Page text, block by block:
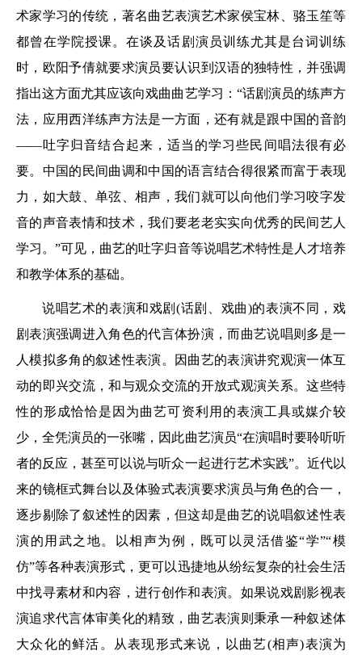
术家学习的传统，著名曲艺表演艺术家侯宝林、骆玉笙等
都曾在学院授课。在谈及话剧演员训练尤其是台词训练
时，欧阳予倩就要求演员要认识到汉语的独特性，并强调
指出这方面尤其应该向戏曲曲艺学习：“话剧演员的练声方
法，应用西洋练声方法是一方面，还有就是跟中国的音韵
——吐字归音结合起来，适当的学习些民间唱法很有必
要。中国的民间曲调和中国的语言结合得很紧而富于表现
力，如大鼓、单弦、相声，我们就可以向他们学习咬字发
音的声音表情和技术，我们要老老实实向优秀的民间艺人
学习。”可见，曲艺的吐字归音等说唱艺术特性是人才培养
和教学体系的基础。
说唱艺术的表演和戏剧(话剧、戏曲)的表演不同，戏
剧表演强调进入角色的代言体扮演，而曲艺说唱则多是一
人模拟多角的叙述性表演。因曲艺的表演讲究观演一体互
动的即兴交流，和与观众交流的开放式观演关系。这些特
性的形成恰恰是因为曲艺可资利用的表演工具或媒介较
少，全凭演员的一张嘴，因此曲艺演员“在演唱时要聆听听
者的反应，甚至可以说与听众一起进行艺术实践”。近代以
来的镜框式舞台以及体验式表演要求演员与角色的合一，
逐步剔除了叙述性的因素，但这却是曲艺的说唱叙述性表
演的用武之地。以相声为例，既可以灵活借鉴“学”“模
仿”等各种表演形式，更可以迅捷地从纷纭复杂的社会生活
中找寻素材和内容，进行创作和表演。如果说戏剧影视表
演追求代言体审美化的精致，曲艺表演则秉承一种叙述体
大众化的鲜活。从表现形式来说，以曲艺(相声)表演为